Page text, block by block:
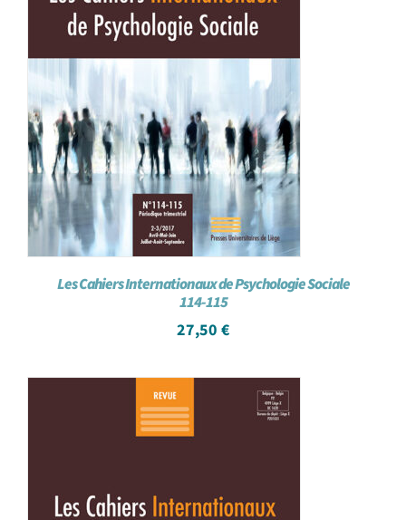
Les Cahiers Internationaux de Psychologie Sociale
114-115
27,50 €